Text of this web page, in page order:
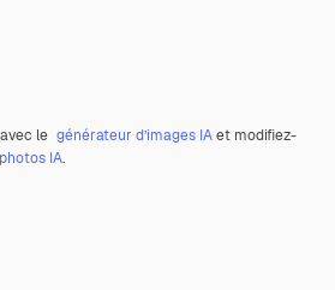
le générateur d’images IAet modifiez-
IA.